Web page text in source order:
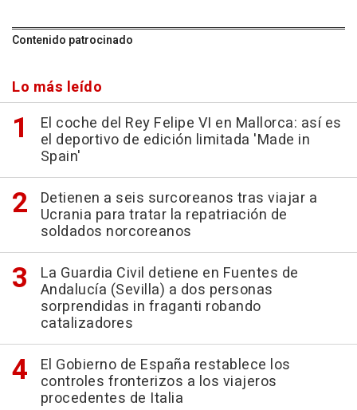
Contenido patrocinado
Lo más leído
El coche del Rey Felipe VI en Mallorca: así es
el deportivo de edición limitada 'Made in
Spain'
Detienen a seis surcoreanos tras viajar a
Ucrania para tratar la repatriación de
soldados norcoreanos
La Guardia Civil detiene en Fuentes de
Andalucía (Sevilla) a dos personas
sorprendidas in fraganti robando
catalizadores
El Gobierno de España restablece los
controles fronterizos a los viajeros
procedentes de Italia